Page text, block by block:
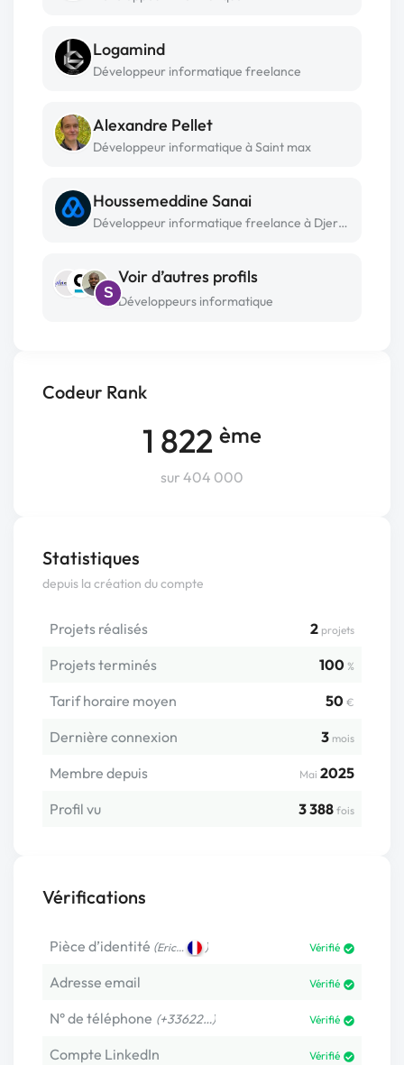
Codeur Rank
1 822 ème
sur 404 000
Statistiques
depuis la création du compte
Projets réalisés 2 projets
Projets terminés 100 %
Tarif horaire moyen 50 €
Dernière connexion 3 mois
Membre depuis Mai 2025
Profil vu
3 388 fois
Vérifications
Pièce d’identité (Eric… ) Vérifié
Adresse email Vérifié
N° de téléphone (+33622…) Vérifié
Compte LinkedIn Vérifié
Logamind
Développeur informatique freelance
Alexandre Pellet
Développeur informatique à Saint max
Houssemeddine Sanai
Développeur informatique freelance à Djerba
S
Voir d’autres profils
Développeurs informatique